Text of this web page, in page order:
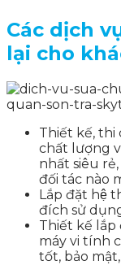
Các dịch
lại cho
Thiết kế, thi
chất lượng
nhất siêu
đối tác nào
Lắp đặt hệ
đích sử
Thiết kế lắp
máy vi tính
tốt, bảo